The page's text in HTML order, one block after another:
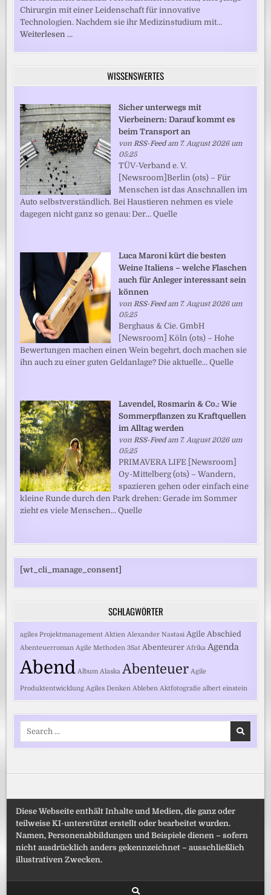
Chirurgin mit einer Leidenschaft für innovative
Technologien. Nachdem sie ihr Medizinstudium mit…
Weiterlesen …
WISSENSWERTES
Sicher unterwegs mit
Vierbeinern: Darauf kommt es
beim Transport an
von RSS-Feedam 7. August 2026 um
05:25
TÜV-Verband e. V.
[Newsroom]Berlin (ots) – Für
Menschen ist das Anschnallen im
Auto selbstverständlich. Bei Haustieren nehmen es viele
dagegen nicht ganz so genau: Der... Quelle
Luca Maroni kürt die besten
Weine Italiens – welche Flaschen
auch für Anleger interessant sein
können
vonRSS-Feedam 7. August 2026 um
05:25
Berghaus & Cie. GmbH
[Newsroom] Köln (ots) – Hohe
Bewertungen machen einen Wein begehrt, doch machen sie
ihn auch zu einer guten Geldanlage? Die aktuelle... Quelle
Lavendel, Rosmarin & Co.: Wie
Sommerpflanzen zu Kraftquellen
im Alltag werden
vonRSS-Feedam 7. August 2026 um
05:25
PRIMAVERA LIFE [Newsroom]
Oy-Mittelberg (ots) – Wandern,
spazieren gehen oder einfach eine
kleine Runde durch den Park drehen: Gerade im Sommer
zieht es viele Menschen... Quelle
[wt_cli_manage_consent]
SCHLAGWÖRTER
agiles Projektmanagement Aktien Alexander Nastasi Agile Abschied
Abenteuerroman Agile Methoden 3Sat Abenteurer Afrika Agenda
Abend Album Alaska Abenteuer Agile
Produktentwicklung Agiles Denken Ableben Aktfotografie albert einstein
Search
Diese Webseite enthält Inhalte und Medien, die ganz oder
teilweise KI-unterstützt erstellt oder bearbeitet wurden.
Namen, Personenabbildungen und Beispiele dienen – sofern
nicht ausdrücklich anders gekennzeichnet – ausschließlich
illustrativen Zwecken.